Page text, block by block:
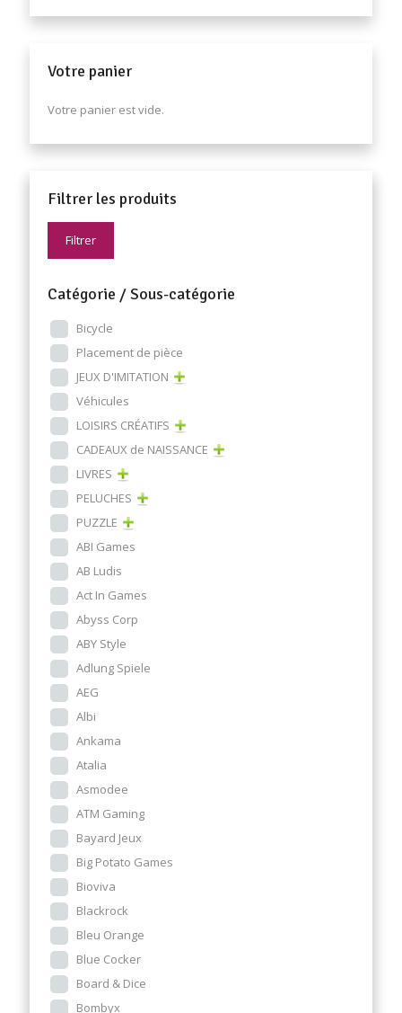
Votre panier
Votre panier est vide.
Filtrer les produits
Filtrer
Catégorie / Sous-catégorie
Bicycle
Placement de pièce
JEUX D'IMITATION
Véhicules
LOISIRS CRÉATIFS
CADEAUX de NAISSANCE
LIVRES
PELUCHES
PUZZLE
ABI Games
AB Ludis
Act In Games
Abyss Corp
ABY Style
Adlung Spiele
AEG
Albi
Ankama
Atalia
Asmodee
ATM Gaming
Bayard Jeux
Big Potato Games
Bioviva
Blackrock
Bleu Orange
Blue Cocker
Board & Dice
Bombyx